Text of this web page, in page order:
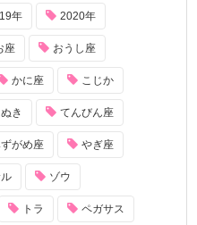
年 2020年
座 おうし座
かに座 こじか
き てんびん座
がめ座 やぎ座
ゾウ
トラ ペガサス